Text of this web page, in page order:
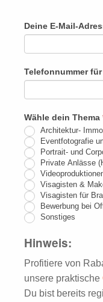
Rückruf
Deine E-Mail-
Telefonnummer
Wähle dein Thema
Architektur-
Eventfotografie
Portrait- und
Private Anlässe
Visagisten &
Visagisten für
Bewerbung bei
Sonstiges
Hinweis:
Profitiere von
unsere praktische
Du bist bereits
Falls
bist,
Feld
leer.